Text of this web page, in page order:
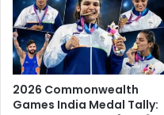
ত্য
ন্ত
স্টা
ই
লি
শ
যা
খুঁ
ত
ছি
ল
…
"
,
2026 Commonwealth
Games India Medal Tally: